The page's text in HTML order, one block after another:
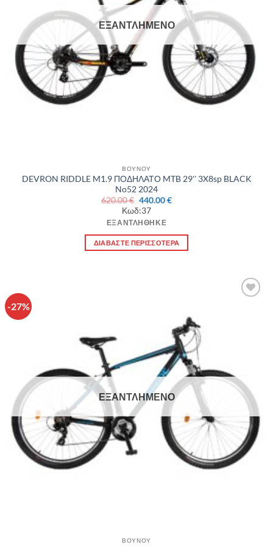
ΕΞΑΝΤΛΗΜΈΝΟ
ΒΟΥΝΟΥ
DEVRON RIDDLE M1.9 ΠΟΔΗΛΑΤΟ MTB 29'' 3X8sp BLACK
No52 2024
620.00€ Original
price
was:
620.00 €.
440.00€Η
Κωδ:37
ΕΞΑΝΤΛΉΘΗΚΕ
ΔΙΑΒΆΣΤΕ ΠΕΡΙΣΣΌΤΕΡΑ
-27%
ΕΞΑΝΤΛΗΜΈΝΟ
ΒΟΥΝΟΥ